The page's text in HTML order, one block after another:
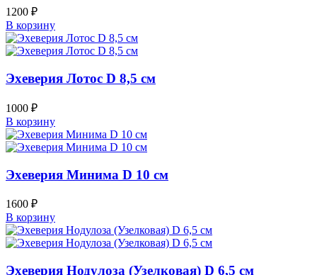
1200 ₽
В корзину
Эхеверия Лотос D 8,5 см
1000 ₽
В корзину
Эхеверия Минима D 10 см
1600 ₽
В корзину
Эхеверия Нодулоза (Узелковая) D 6,5 см